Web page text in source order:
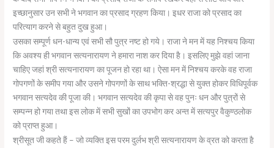
इच्छानुसार उन सभी ने भगवान का प्रसाद ग्रहण किया। इधर राजा को प्रसाद का
परित्याग करने से बहुत दुख हुआ।
उसका सम्पूर्ण धन-धान्य एवं सभी सौ पुत्र नष्ट हो गये। राजा ने मन में यह निश्चय किया
कि अवश्य ही भगवान सत्यनारायण ने हमारा नाश कर दिया है। इसलिए मुझे वहां जाना
चाहिए जहां श्री सत्यनारायण का पूजन हो रहा था। ऐसा मन में निश्चय करके वह राजा
गोपगणों के समीप गया और उसने गोपगणों के साथ भक्ति-श्रद्धा से युक्त होकर विधिपूर्वक
भगवान सत्यदेव की पूजा की। भगवान सत्यदेव की कृपा से वह पुनः धन और पुत्रों से
सम्पन्न हो गया तथा इस लोक में सभी सुखों का उपभोग कर अन्त में सत्यपुर वैकुण्ठलोक
को प्राप्त हुआ।
श्रीसूत जी कहते हैं – जो व्यक्ति इस परम दुर्लभ श्री सत्यनारायण के व्रत को करता है